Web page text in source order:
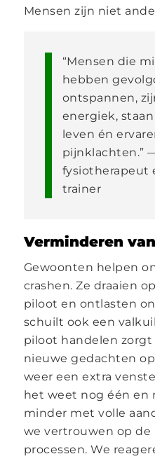
Mensen zijn niet
“Mensen die
hebben
ontspannen,
energiek,
leven én
pijnklachten.”
fysiotherapeut
trainer
Verminderen
Gewoonten helpen
crashen. Ze draaien
piloot en ontlasten
schuilt ook een
piloot handelen
nieuwe gedachten
weer een extra
het weet nog één en
minder met volle
we vertrouwen op de
processen. We